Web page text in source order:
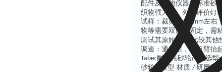
配件及其他仪器：标准砂
织物强力机、外观评价灯
试样：裁剪为110mm左右
物等需要双面胶固定，需
测试其原始强力
比较其
调速：通电后，在双臂抬
Taber耐磨耗砂轮产品选型:
砂轮
造型 材质 / 研磨特